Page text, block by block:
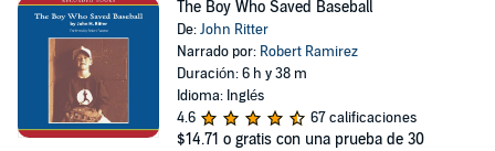
The Boy Who Saved Baseball
De:John Ritter
Narrado por: Robert Ramirez
Duración: 6 h y 38 m
Idioma: Inglés
4.6
67 calificaciones
$14.71 o gratis con una prueba de 30